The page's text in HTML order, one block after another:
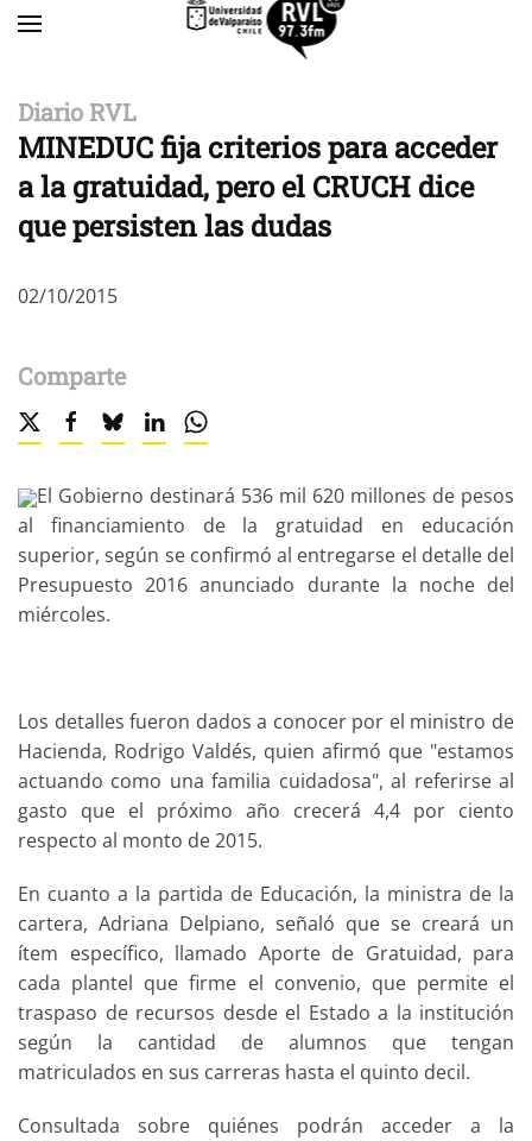
Diario RVL
MINEDUC fija criterios para acceder
a la gratuidad, pero el CRUCH dice
que persisten las dudas
02/10/2015
Comparte
El Gobierno destinará 536 mil 620 millones de pesos
al financiamiento de la gratuidad en educación
superior, según se confirmó al entregarse el detalle del
Presupuesto 2016 anunciado durante la noche del
miércoles.
Los detalles fueron dados a conocer por el ministro de
Hacienda, Rodrigo Valdés, quien afirmó que "estamos
actuando como una familia cuidadosa", al referirse al
gasto que el próximo año crecerá 4,4 por ciento
respecto al monto de 2015.
En cuanto a la partida de Educación, la ministra de la
cartera, Adriana Delpiano, señaló que se creará un
ítem específico, llamado Aporte de Gratuidad, para
cada plantel que firme el convenio, que permite el
traspaso de recursos desde el Estado a la institución
según la cantidad de alumnos que tengan
matriculados en sus carreras hasta el quinto decil.
Consultada sobre quiénes podrán acceder a la